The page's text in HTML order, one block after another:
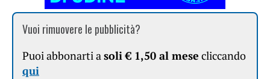
Vuoi rimuovere le pubblicità?
Puoi abbonarti asoli € 1,50 al mese cliccando
qui